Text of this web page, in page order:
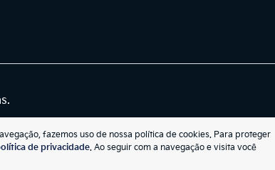
fazemos uso de nossa política de cookies. Para proteger
de privacidade. Ao seguir com a navegação e visita você